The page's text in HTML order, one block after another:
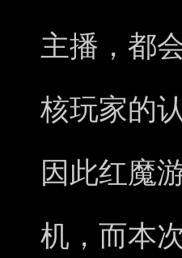
主播，都
核玩家的
因此红魔
机，而本